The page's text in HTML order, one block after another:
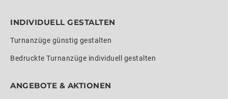
INDIVIDUELL GESTALTEN
Turnanzüge günstig gestalten
Bedruckte Turnanzüge individuell gestalten
ANGEBOTE & AKTIONEN